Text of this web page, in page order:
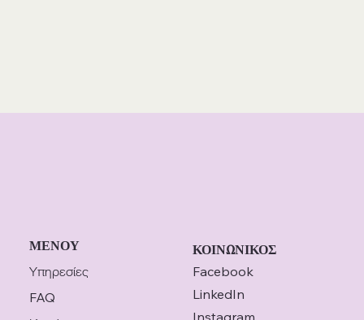
ΜΕΝΟΥ
Υπηρεσίες
FAQ
ΚΟΙΝΩΝΙΚΟΣ
Facebook
LinkedIn
Instagram